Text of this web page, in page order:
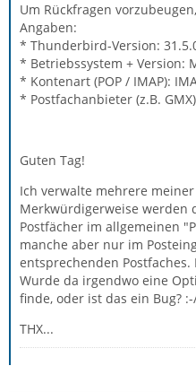
Um Rückfragen
Angaben:
* Thunderbird-Version:
* Betriebssystem + Version:
* Kontenart (POP / IMAP):
* Postfachanbieter (z.B.
Guten Tag!
Ich verwalte mehrere
Merkwürdigerweise werden
Postfächer im allgemeinen
manche aber nur im
entsprechenden
Wurde da irgendwo eine
finde, oder ist das ein Bug?
THX...